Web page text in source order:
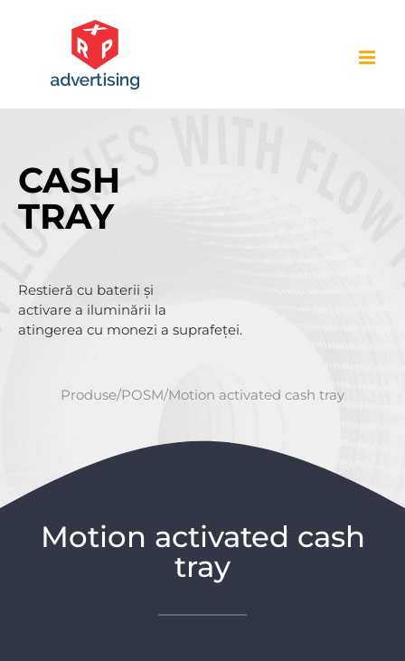
CASH
TRAY
Restieră cu baterii și
activare a iluminării la
atingerea cu monezi a suprafeței.
Produse/POSM/Motion activated cash tray
Motion activated cash
tray